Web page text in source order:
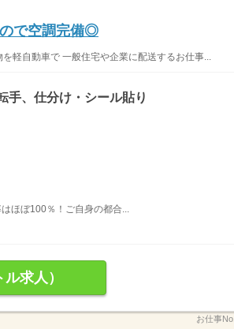
で空調完備◎
軽自動車で 一般住宅や企業に配送するお仕事...
手、仕分け・シール貼り
ほぼ100％！ご自身の都合...
求人）
お仕事No.